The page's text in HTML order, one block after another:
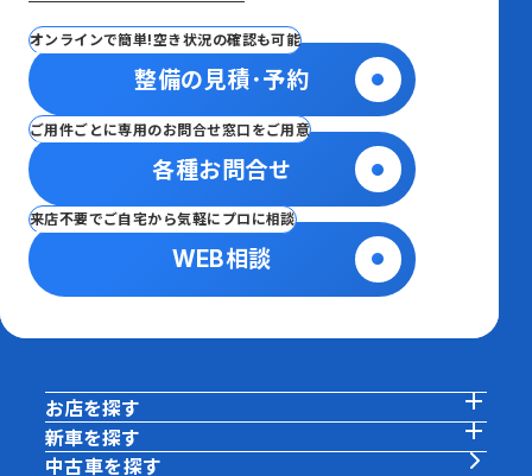
オンラインで簡単!空き状況の確認も可能
整備の見積･予約
ご用件ごとに専用のお問合せ窓口をご用意
各種お問合せ
来店不要でご自宅から気軽にプロに相談
WEB相談
お店を探す
新車を探す
中古車を探す